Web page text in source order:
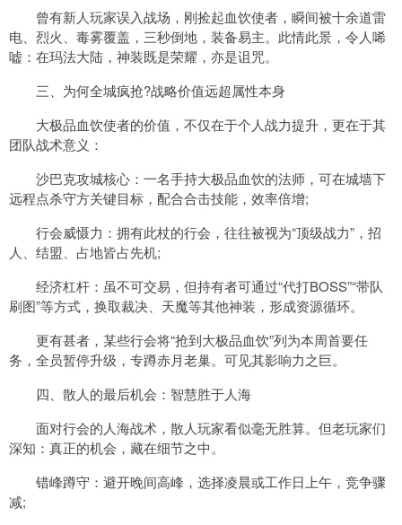
曾有新人玩家误入战场，刚捡起血饮使者，瞬间被十余道雷
电、烈火、毒雾覆盖，三秒倒地，装备易主。此情此景，令人唏
嘘：在玛法大陆，神装既是荣耀，亦是诅咒。
三、为何全城疯抢?战略价值远超属性本身
大极品血饮使者的价值，不仅在于个人战力提升，更在于其
团队战术意义：
沙巴克攻城核心：一名手持大极品血饮的法师，可在城墙下
远程点杀守方关键目标，配合合击技能，效率倍增;
行会威慑力：拥有此杖的行会，往往被视为“顶级战力”，招
人、结盟、占地皆占先机;
经济杠杆：虽不可交易，但持有者可通过“代打BOSS”“带队
刷图”等方式，换取裁决、天魔等其他神装，形成资源循环。
更有甚者，某些行会将“抢到大极品血饮”列为本周首要任
务，全员暂停升级，专蹲赤月老巢。可见其影响力之巨。
四、散人的最后机会：智慧胜于人海
面对行会的人海战术，散人玩家看似毫无胜算。但老玩家们
深知：真正的机会，藏在细节之中。
错峰蹲守：避开晚间高峰，选择凌晨或工作日上午，竞争骤
减;